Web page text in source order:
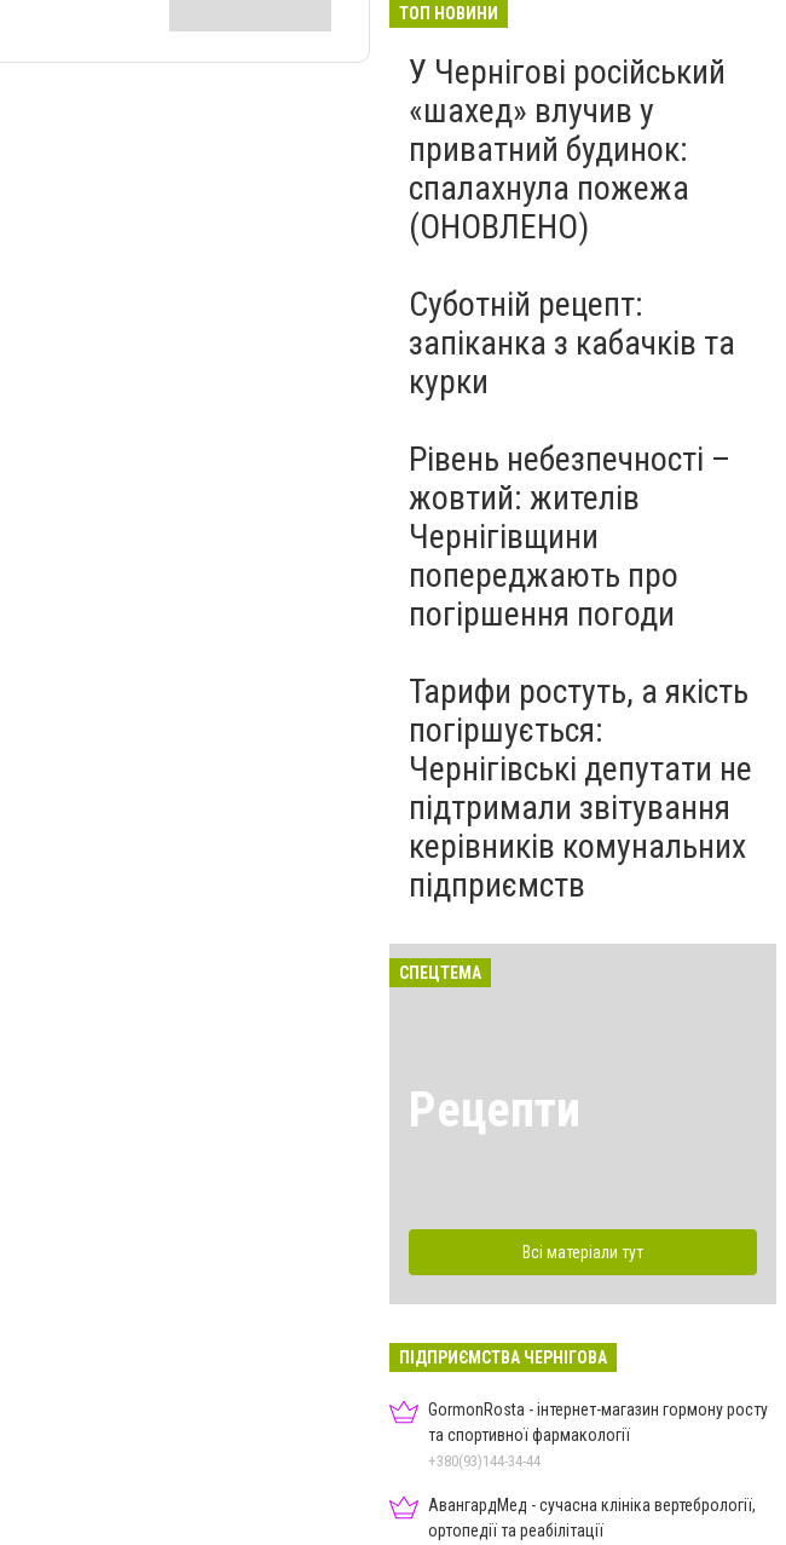
ТОП НОВИНИ
У Чернігові російський
«шахед» влучив у
приватний будинок:
спалахнула пожежа
(ОНОВЛЕНО)
Суботній рецепт:
запіканка з кабачків та
курки
Рівень небезпечності –
жовтий: жителів
Чернігівщини
попереджають про
погіршення погоди
Тарифи ростуть, а якість
погіршується:
Чернігівські депутати не
підтримали звітування
керівників комунальних
підприємств
СПЕЦТЕМА
Рецепти
Всі матеріали тут
ПІДПРИЄМСТВА ЧЕРНІГОВА
GormonRosta - інтернет-магазин гормону росту
та спортивної фармакології
+380(93)144-34-44
АвангардМед - сучасна клініка вертебрології,
ортопедії та реабілітації